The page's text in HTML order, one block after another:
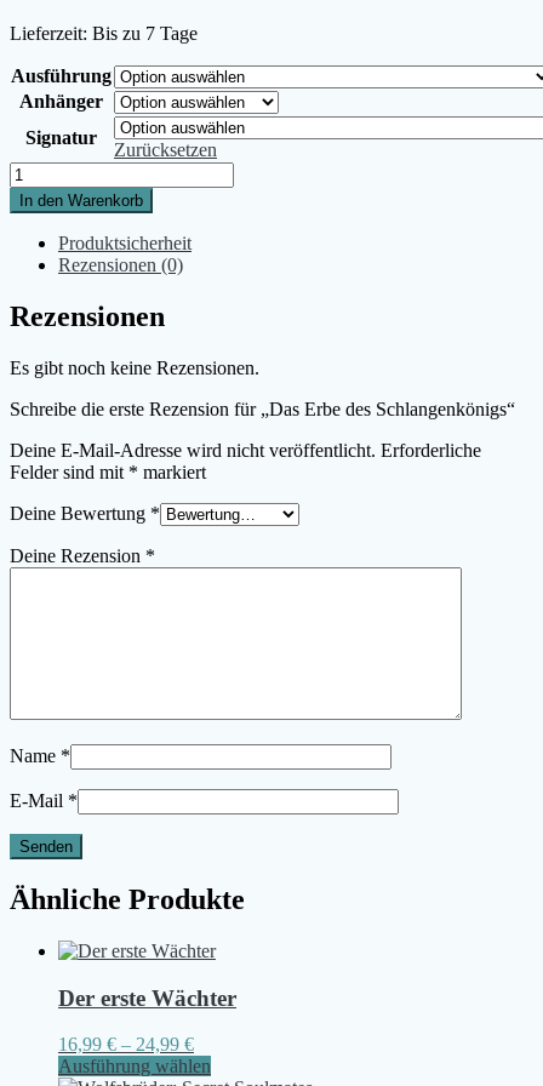
Lieferzeit: Bis zu 7 Tage
Ausführung
Anhänger
Signatur
Zurücksetzen
Das
Erbe
des
Schlangenkönigs
Menge
In den Warenkorb
Produktsicherheit
Rezensionen (0)
Rezensionen
Es gibt noch keine Rezensionen.
Schreibe die erste Rezension für „Das Erbe des Schlangenkönigs“
Deine E-Mail-Adresse wird nicht veröffentlicht. Erforderliche
Felder sind mit * markiert
Deine Bewertung *
Deine Rezension *
Name *
E-Mail *
Ähnliche Produkte
Der erste Wächter
16,99 € – 24,99 €
Ausführung wählen